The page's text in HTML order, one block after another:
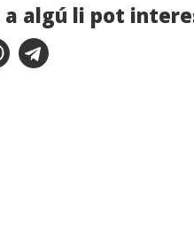
a algú li pot